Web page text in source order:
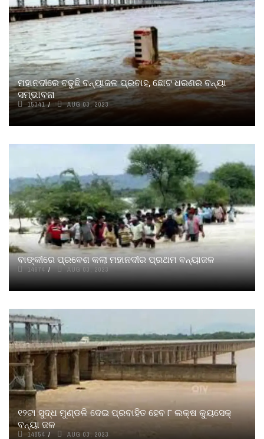
ମହାନଦୀରେ ବଢୁଛି ବନ୍ୟାଜଳ ପ୍ରବାହ, ଛୋଟ ଧରଣର ବନ୍ୟା
ସମ୍ଭାବନା
15341 AUG 03, 2023
ବାଙ୍କୀରେ ପ୍ରବେଶ କଲା ମହାନଦୀର ପ୍ରଥମ ବନ୍ୟାଜଳ
14674 AUG 03, 2023
୧୨ଟା ସୁଦ୍ଧ ମୁଣ୍ଡଳି ଦେଇ ପ୍ରବାହିତ ହେବ ୮ ଲକ୍ଷ କ୍ୟୁସେକ୍
ବନ୍ୟା ଜଳ
14854 AUG 03, 2023